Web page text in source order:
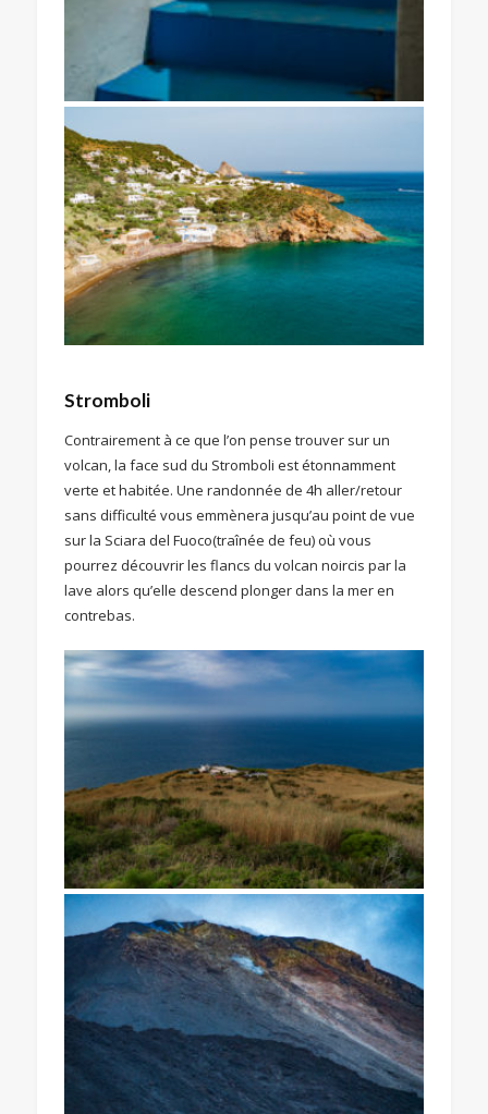
Stromboli
Contrairement à ce que l’on pense trouver sur un
volcan, la face sud du Stromboli est étonnamment
verte et habitée. Une randonnée de 4h aller/retour
sans difficulté vous emmènera jusqu’au point de vue
sur la Sciara del Fuoco(traînée de feu) où vous
pourrez découvrir les flancs du volcan noircis par la
lave alors qu’elle descend plonger dans la mer en
contrebas.